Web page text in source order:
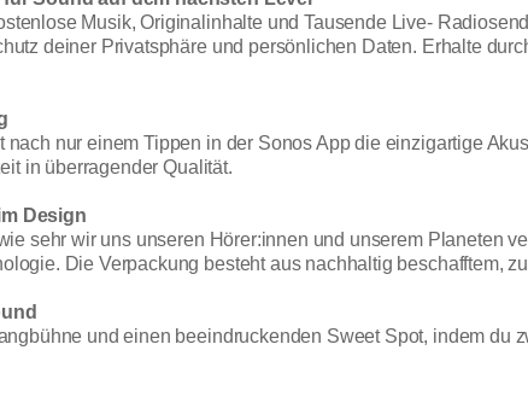
Musik, Originalinhalte und Tausende Live-
deiner Privatsphäre und persönlichen Daten. Erhalte
nur einem Tippen in der Sonos App die einzigartige
in überragender Qualität.
Design
sehr wir uns unseren Hörer:innen und unserem Planeten
Die Verpackung besteht aus nachhaltig beschafftem,
und einen beeindruckenden Sweet Spot, indem du